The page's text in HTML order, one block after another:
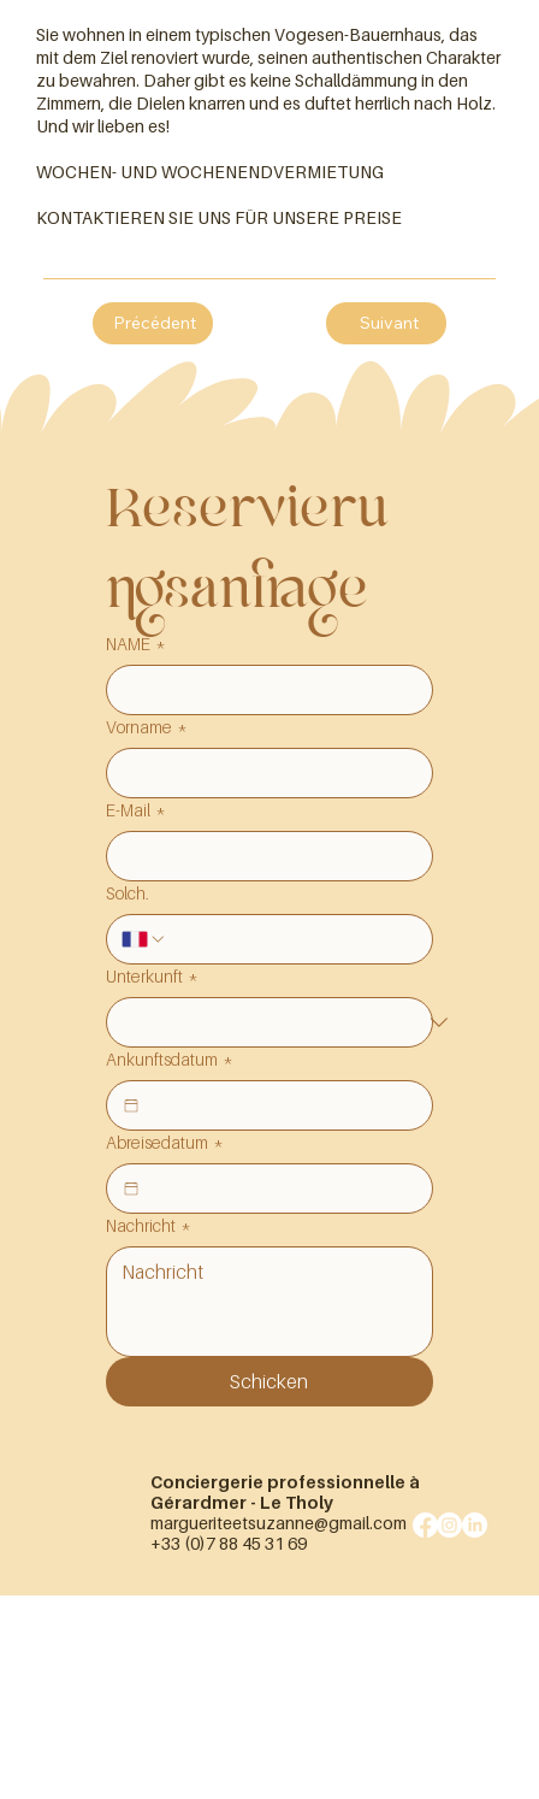
Précédent Suivant
Sie wohnen in einem typischen Vogesen-Bauernhaus, das
mit dem Ziel renoviert wurde, seinen authentischen Charakter
zu bewahren. Daher gibt es keine Schalldämmung in den
Zimmern, die Dielen knarren und es duftet herrlich nach Holz.
Und wir lieben es!
WOCHEN- UND WOCHENENDVERMIETUNG
KONTAKTIEREN SIE UNS FÜR UNSERE PREISE
Reservieru
ngsanfrage
NAME *
Vorname *
E-Mail *
Solch.
Unterkunft *
Ankunftsdatum *
Abreisedatum *
Nachricht *
Schicken
Conciergerie professionnelle à
Gérardmer - Le Tholy
margueriteetsuzanne@gmail.com
+33 (0)7 88 45 31 69